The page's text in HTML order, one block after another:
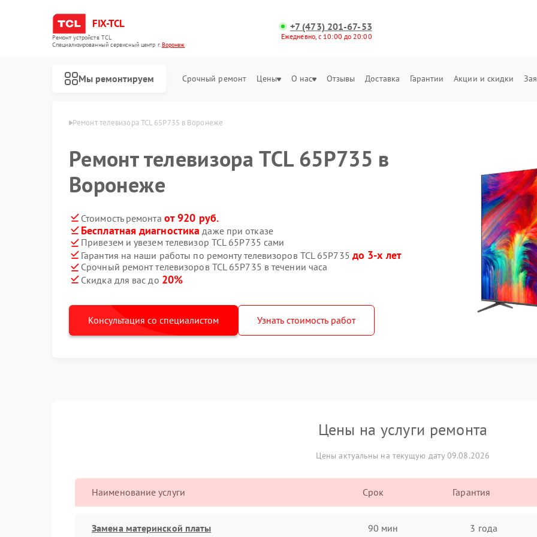
FIX-TCL
Ремонт устройств TCL
Специализированный cервисный центр г.Воронеж
+7 (473) 201-67-53
Ежедневно, с 10:00 до 20:00
Мы ремонтируем Срочный ремонт Цены О нас Отзывы Доставка Гарантии Акции и скидки
TCL в Воронеже Ремонт телевизора TCL 65P735 в Воронеже
Ремонт телевизора TCL 65P735 в
Воронеже
Стоимость ремонта от 920 руб.
Бесплатная диагностика даже при отказе
Привезем и увезем телевизор TCL 65P735 сами
Гарантия на наши работы по ремонту телевизоров TCL 65P735 до 3-х лет
Срочный ремонт телевизоров TCL 65P735 в течении часа
Скидка для вас до 20%
Консультация со специалистом Узнать стоимость работ
Цены на услуги ремонта
Цены актуальны на текущую дату 09.08.2026
Наименование услуги Срок Гарантия
Замена материнской платы 90 мин 3 года